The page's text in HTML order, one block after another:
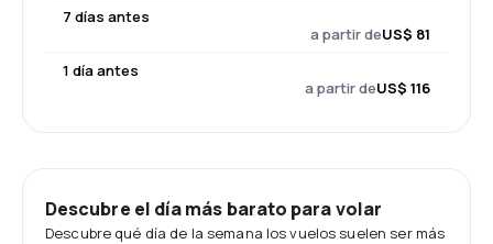
7 días antes
a partir deUS$ 81
1 día antes
a partir deUS$ 116
Descubre el día más barato para volar
Descubre qué día de la semana los vuelos suelen ser más